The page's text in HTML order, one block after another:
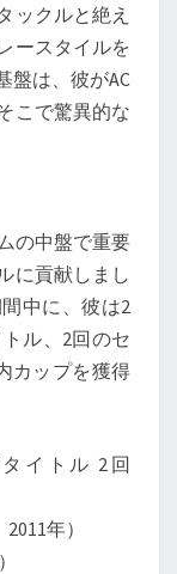
ックルと絶え
ースタイルを
盤は、彼がAC
こで驚異的な
の中盤で重要
に貢献しまし
中に、彼は2
ル、2回のセ
カップを獲得
イトル 2回
年）